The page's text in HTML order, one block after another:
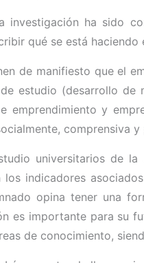
ha sido
qué se está
de manifiesto que el
estudio (desarrollo de
emprendimiento y
comprensiva
universitarios de
los indicadores
opina tener una
es importante para su
de conocimiento,